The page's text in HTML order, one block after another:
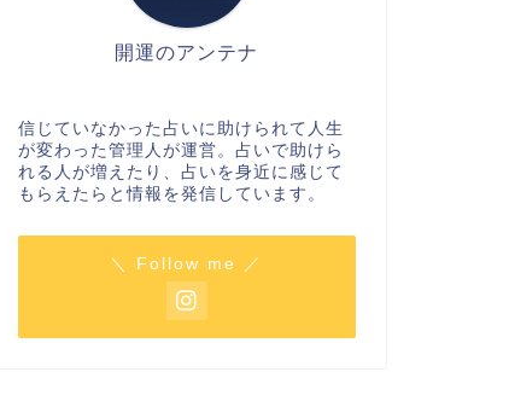
開運のアンテナ
信じていなかった占いに助けられて人生
が変わった管理人が運営。占いで助けら
れる人が増えたり、占いを身近に感じて
もらえたらと情報を発信しています。
＼ Follow me ／